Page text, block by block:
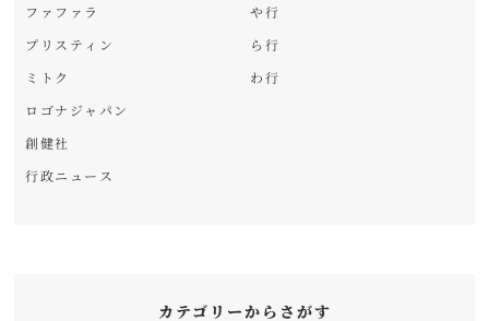
ファファラ
プリスティン
ミトク
ロゴナジャパン
創健社
行政ニュース
や行
ら行
わ行
カテゴリーからさがす